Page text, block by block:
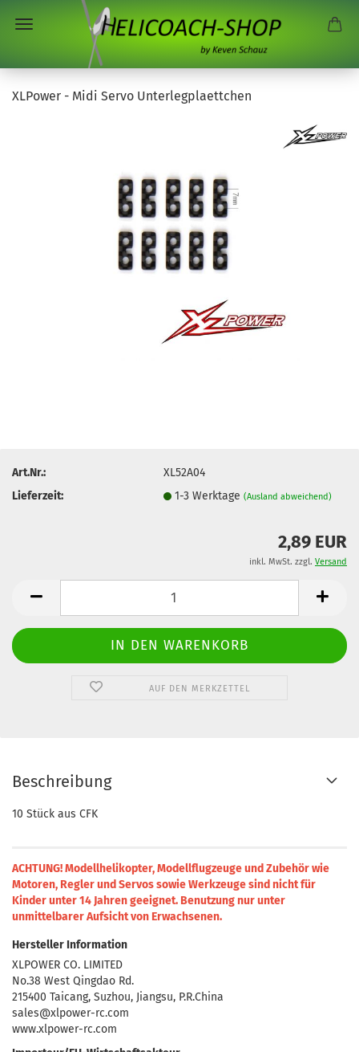
XLPower - Midi Servo Unterlegplaettchen
Art.Nr.:
XL52A04
Lieferzeit:
1-3 Werktage(Ausland abweichend)
2,89 EUR
inkl. MwSt. zzgl. Versand
AUF DEN MERKZETTEL
Beschreibung
10 Stück aus CFK
ACHTUNG! Modellhelikopter, Modellflugzeuge und Zubehör wie
Motoren, Regler und Servos sowie Werkzeuge sind nicht für
Kinder unter 14 Jahren geeignet. Benutzung nur unter
unmittelbarer Aufsicht von Erwachsenen.
Hersteller Information
XLPOWER CO. LIMITED
No.38 West Qingdao Rd.
215400 Taicang, Suzhou, Jiangsu, P.R.China
sales@xlpower-rc.com
www.xlpower-rc.com